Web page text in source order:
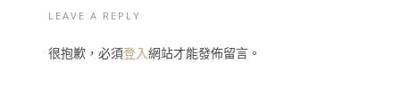
LEAVE A REPLY
很抱歉，必須登入網站才能發佈留言。